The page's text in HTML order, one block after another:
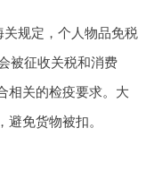
规定，个人物品免税
被征收关税和消费
相关的检疫要求。大
免货物被扣。